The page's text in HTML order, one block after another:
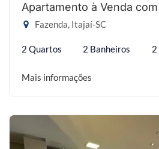
Apartamento à Venda
Fazenda, Itajaí-SC
2 Quartos 2 Banheiros 2
Mais informações